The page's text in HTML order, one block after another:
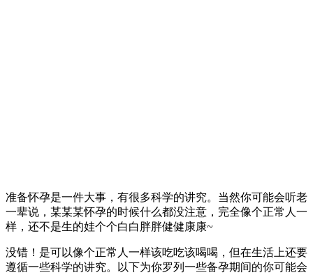
准备怀孕是一件大事，有很多科学的讲究。当然你可能会听老
一辈说，某某某怀孕的时候什么都没注意，完全像个正常人一
样，还不是生的娃个个白白胖胖健健康康~
没错！是可以像个正常人一样该吃吃该喝喝，但在生活上还要
遵循一些科学的讲究。以下为你罗列一些备孕期间的你可能会